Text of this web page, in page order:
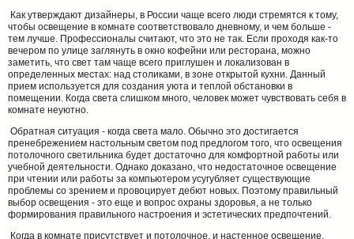
Как утверждают дизайнеры, в России чаще всего люди стремятся к тому,
чтобы освещение в комнате соответствовало дневному, и чем больше -
тем лучше. Профессионалы считают, что это не так. Если проходя как-то
вечером по улице заглянуть в окно кофейни или ресторана, можно
заметить, что свет там чаще всего приглушен и локализован в
определенных местах: над столиками, в зоне открытой кухни. Данный
прием используется для создания уюта и теплой обстановки в
помещении. Когда света слишком много, человек может чувствовать себя в
комнате неуютно.
Обратная ситуация - когда света мало. Обычно это достигается
пренебрежением настольным светом под предлогом того, что освещения
потолочного светильника будет достаточно для комфортной работы или
учебной деятельности. Однако доказано, что недостаточное освещение
при чтении или работы за компьютером усугубляет существующие
проблемы со зрением и провоцирует дебют новых. Поэтому правильный
выбор освещения - это еще и вопрос охраны здоровья, а не только
формирования правильного настроения и эстетических предпочтений.
Когда в комнате присутствует и потолочное, и настенное освещение,